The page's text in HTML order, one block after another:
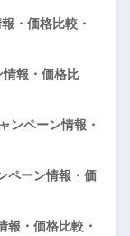
・価格比較・
報・価格比
ンペーン情報・
ペーン情報・価
・価格比較・